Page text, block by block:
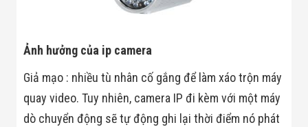
Khuôn Mặt
Hệ Thống Điện
Nhẹ
Thiết Bị Theo
Ảnh hưởng của ip camera
Giả mạo : nhiều tù nhân cố gắng để làm xáo trộn máy
quay video. Tuy nhiên, camera IP đi kèm với một máy
dò chuyển động sẽ tự động ghi lại thời điểm nó phát